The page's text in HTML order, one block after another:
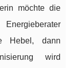
möchte die
Hebel, dann
wird